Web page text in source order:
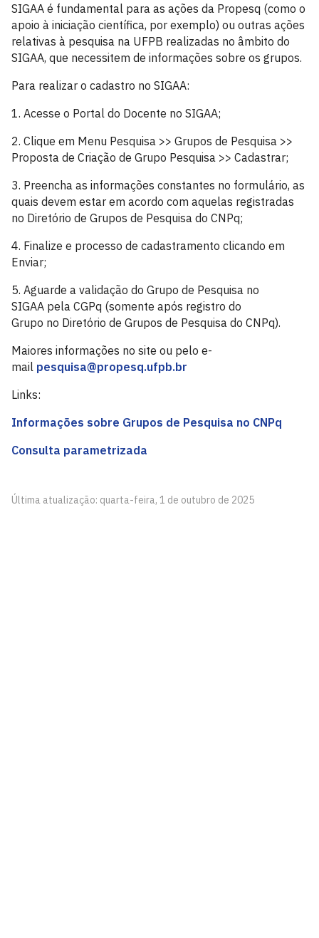
SIGAA é fundamental para as ações da Propesq (como o
apoio à iniciação científica, por exemplo) ou outras ações
relativas à pesquisa na UFPB realizadas no âmbito do
SIGAA, que necessitem de informações sobre os grupos.
Para realizar o cadastro no SIGAA:
1. Acesse o Portal do Docente no SIGAA;
2. Clique em Menu Pesquisa >> Grupos de Pesquisa >>
Proposta de Criação de Grupo Pesquisa >> Cadastrar;
3. Preencha as informações constantes no formulário, as
quais devem estar em acordo com aquelas registradas
no Diretório de Grupos de Pesquisa do CNPq;
4. Finalize e processo de cadastramento clicando em
Enviar;
5. Aguarde a validação do Grupo de Pesquisa no
SIGAA pela CGPq (somente após registro do
Grupo no Diretório de Grupos de Pesquisa do CNPq).
Maiores informações no site ou pelo e-
mail pesquisa@propesq.ufpb.br
Links:
Informações sobre Grupos de Pesquisa no CNPq
Consulta parametrizada
Última atualização: quarta-feira, 1 de outubro de 2025